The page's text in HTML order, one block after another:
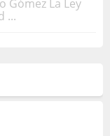
Gómez La Ley
...